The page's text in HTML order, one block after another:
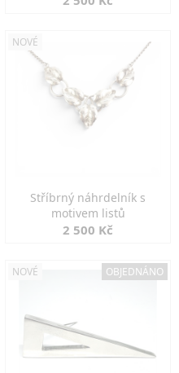
NOVÉ
Stříbrný náhrdelník s
motivem listů
2 500 Kč
NOVÉ OBJEDNÁNO